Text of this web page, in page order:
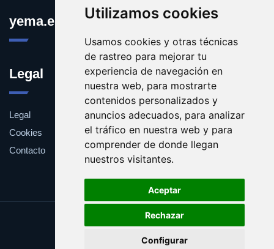
Utilizamos cookies
Usamos cookies y otras técnicas
de rastreo para mejorar tu
experiencia de navegación en
nuestra web, para mostrarte
contenidos personalizados y
anuncios adecuados, para analizar
el tráfico en nuestra web y para
comprender de donde llegan
nuestros visitantes.
Aceptar
Rechazar
Configurar
yema.es
Legal
Legal
Cookies
Contacto
Update cookies preferences
Copyright © 2025 yema.es